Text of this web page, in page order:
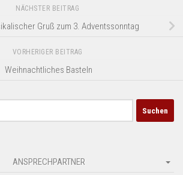
NÄCHSTER BEITRAG
Gruß zum 3. Adventssonntag
VORHERIGER BEITRAG
Weihnachtliches Basteln
ANSPRECHPARTNER